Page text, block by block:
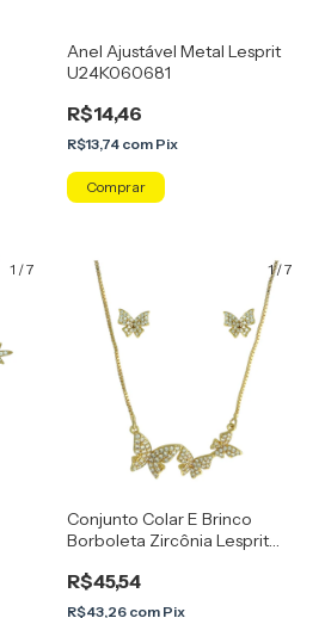
Anel Ajustável Metal Lesprit
U24K060681
R$14,46
R$13,74 com Pix
Comprar
1 /7 1/7
Conjunto Colar E Brinco
Borboleta Zircônia Lesprit
R$45,54
R$43,26 com Pix